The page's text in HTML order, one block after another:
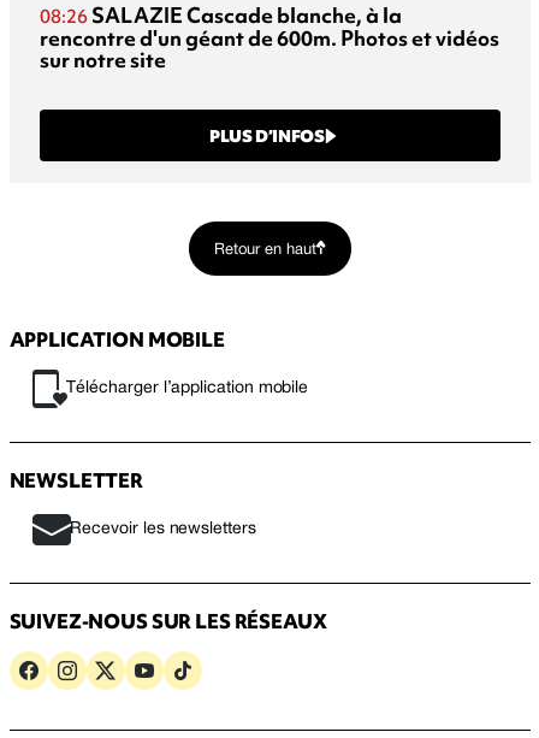
08:26 SALAZIECascade blanche, à la
rencontre d'un géant de 600m. Photos et vidéos
sur notre site
PLUS D’INFOS
Retour en haut
APPLICATION MOBILE
Télécharger l’application mobile
NEWSLETTER
Recevoir les newsletters
SUIVEZ-NOUS SUR LES RÉSEAUX